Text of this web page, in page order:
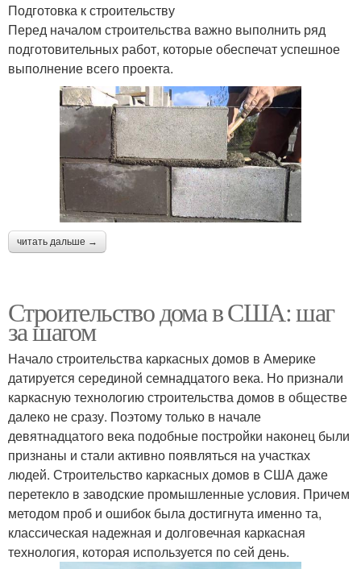
Подготовка к строительству
Перед началом строительства важно выполнить ряд
подготовительных работ, которые обеспечат успешное
выполнение всего проекта.
читать дальше →
Строительство дома в США: шаг
за шагом
Начало строительства каркасных домов в Америке
датируется серединой семнадцатого века. Но признали
каркасную технологию строительства домов в обществе
далеко не сразу. Поэтому только в начале
девятнадцатого века подобные постройки наконец были
признаны и стали активно появляться на участках
людей. Строительство каркасных домов в США даже
перетекло в заводские промышленные условия. Причем
методом проб и ошибок была достигнута именно та,
классическая надежная и долговечная каркасная
технология, которая используется по сей день.